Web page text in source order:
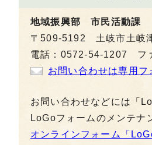
地域振興部 市民活動課
〒509-5192 土岐市土岐
電話：0572-54-1207 フ
お問い合わせは専用フ
お問い合わせなどには「
LoGoフォームのメンテナ
オンラインフォーム「